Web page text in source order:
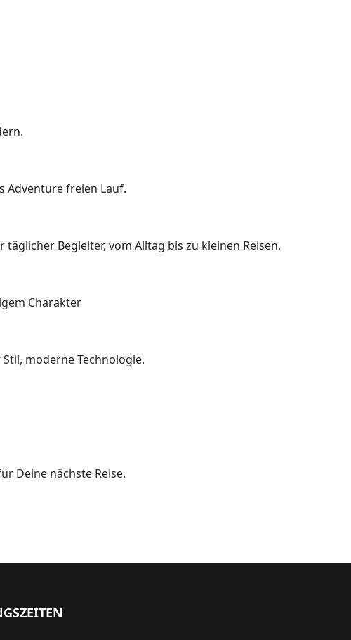
Adventure freien Lauf.
Begleiter, vom Alltag bis zu kleinen Reisen.
Charakter
moderne Technologie.
Deine nächste Reise.